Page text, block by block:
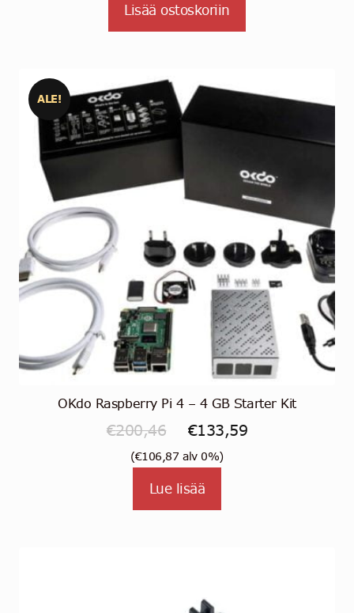
Lisää ostoskoriin
OKdo Raspberry Pi 4 – 4 GB Starter Kit
ALE!
€200,46
Alkuperäinen
hinta
oli:
€133,59Nykyinen
(€106,87 alv 0%)
Lue lisää